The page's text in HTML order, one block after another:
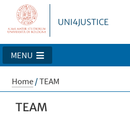
UNI4JUSTICE
MENU
Home/TEAM
TEAM